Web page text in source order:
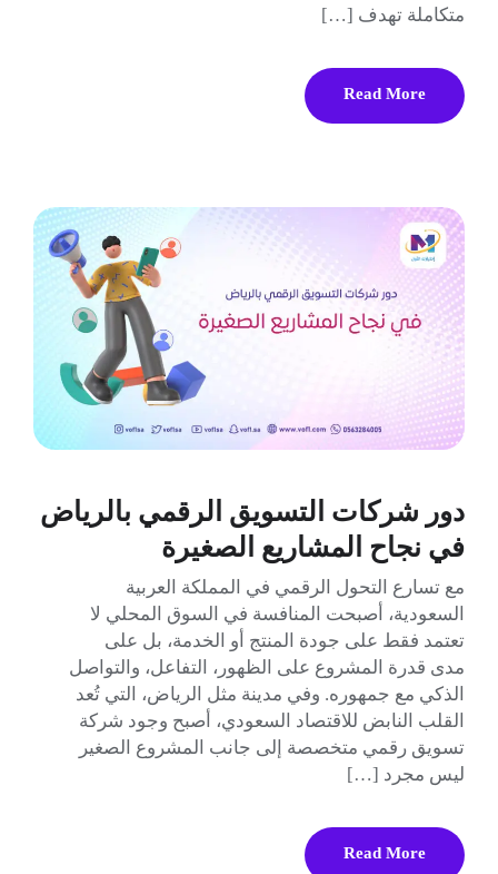
متكاملة تهدف […]
Read More
دور شركات التسويق الرقمي بالرياض
في نجاح المشاريع الصغيرة
مع تسارع التحول الرقمي في المملكة العربية
السعودية، أصبحت المنافسة في السوق المحلي لا
تعتمد فقط على جودة المنتج أو الخدمة، بل على
مدى قدرة المشروع على الظهور، التفاعل، والتواصل
الذكي مع جمهوره. وفي مدينة مثل الرياض، التي تُعد
القلب النابض للاقتصاد السعودي، أصبح وجود شركة
تسويق رقمي متخصصة إلى جانب المشروع الصغير
ليس مجرد […]
Read More